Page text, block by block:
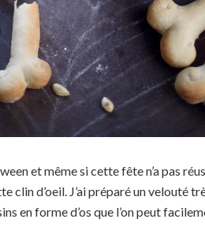
et même si cette fête n’a pas
clin d’oeil. J’ai préparé un velouté
en forme d’os que l’on peut